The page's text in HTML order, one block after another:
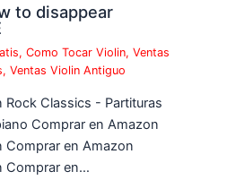
to disappear
,Como Tocar Violin,Ventas
,Ventas Violin Antiguo
Rock Classics - Partituras
Comprar en Amazon
Comprar en Amazon
Comprar en…